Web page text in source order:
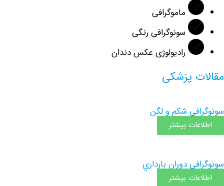
ماموگرافی
سونوگرافی رنگی
رادیولوژی عکس دندان
پزشکی
شكم و لگن
بیشتر
دوران بارداري
بیشتر